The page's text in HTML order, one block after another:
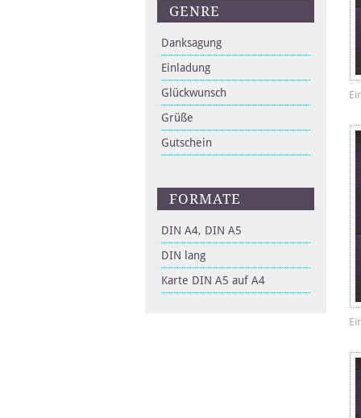
GENRE
Danksagung
Einladung
Glückwunsch
Grüße
Gutschein
FORMATE
DIN A4, DIN A5
DIN lang
Karte DIN A5 auf A4